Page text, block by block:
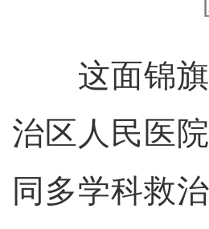
这面锦旗
治区人民医
同多学科救